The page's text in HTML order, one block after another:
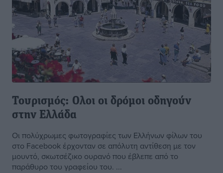
Τουρισμός: Ολοι οι δρόμοι οδηγούν
στην Ελλάδα
Οι πολύχρωμες φωτογραφίες των Ελλήνων φίλων του
στο Facebook έρχονταν σε απόλυτη αντίθεση με τον
μουντό, σκωτσέζικο ουρανό που έβλεπε από το
παράθυρο του γραφείου του. ...